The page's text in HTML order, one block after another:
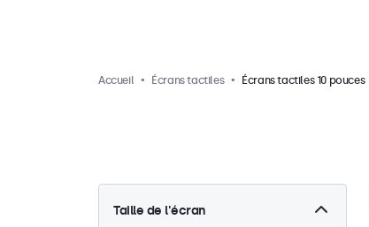
Accueil Écrans tactiles Écrans tactiles 10 pouces
Taille de l'écran